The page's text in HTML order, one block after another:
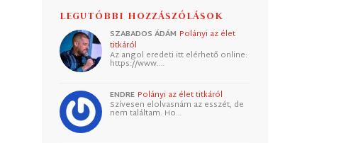
LEGUTÓBBI HOZZÁSZÓLÁSOK
SZABADOS ÁDÁM Polányi az élet
titkáról
Az angol eredeti itt elérhető online:
https://www.…
ENDRE Polányi az élet titkáról
Szívesen elolvasnám az esszét, de
nem találtam. Ho…